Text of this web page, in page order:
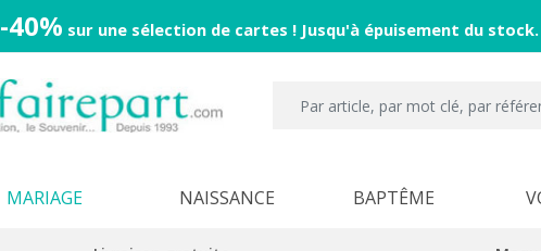
-40% sur une sélection de cartes ! Jusqu'à épuisement du stock.
MARIAGE NAISSANCE BAPTÊME